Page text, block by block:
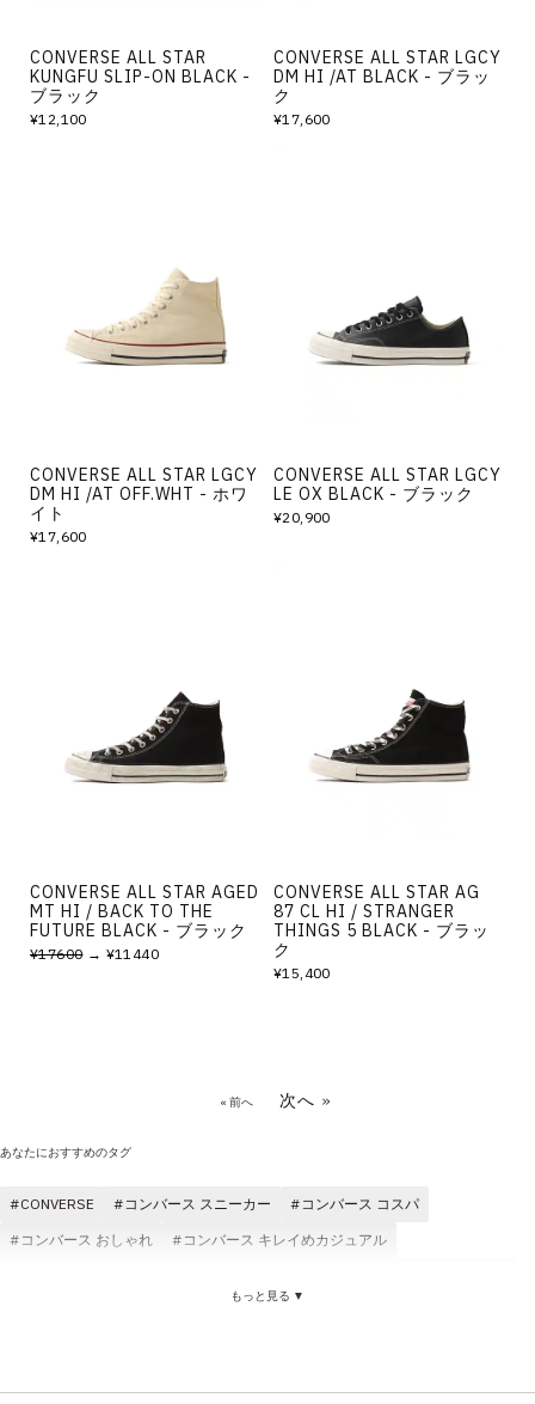
CONVERSE ALL STAR
KUNGFU SLIP-ON BLACK -
ブラック
¥12,100
CONVERSE ALL STAR LGCY
DM HI /AT BLACK - ブラッ
ク
¥17,600
CONVERSE ALL STAR LGCY
DM HI /AT OFF.WHT - ホワ
イト
¥17,600
CONVERSE ALL STAR LGCY
LE OX BLACK - ブラック
¥20,900
CONVERSE ALL STAR AGED
MT HI / BACK TO THE
FUTURE BLACK - ブラック
¥17600→ ¥11440
CONVERSE ALL STAR AG
87 CL HI / STRANGER
THINGS 5 BLACK - ブラッ
ク
¥15,400
« 前へ 次へ »
あなたにおすすめのタグ
CONVERSE コンバース スニーカー
コンバース コスパ
コンバース おしゃれ
コンバース キレイめカジュアル
もっと見る ▼